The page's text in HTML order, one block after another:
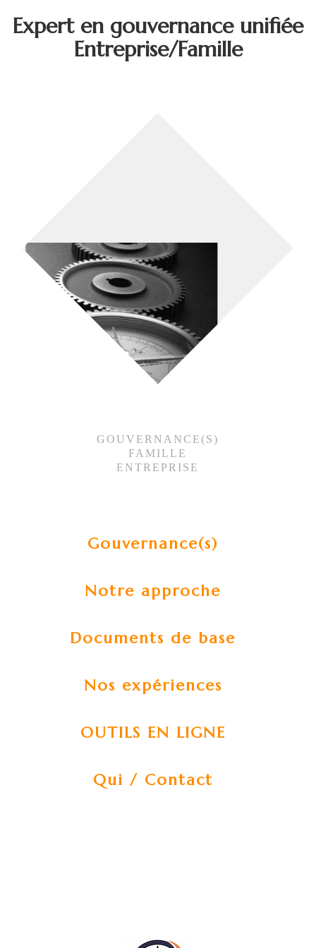
Expert en gouvernance unifiée
Entreprise/Famille
GOUVERNANCE(S)
FAMILLE
ENTREPRISE
Gouvernance(s)
Notre approche
Documents de base
Nos expériences
OUTILS EN LIGNE
Qui / Contact